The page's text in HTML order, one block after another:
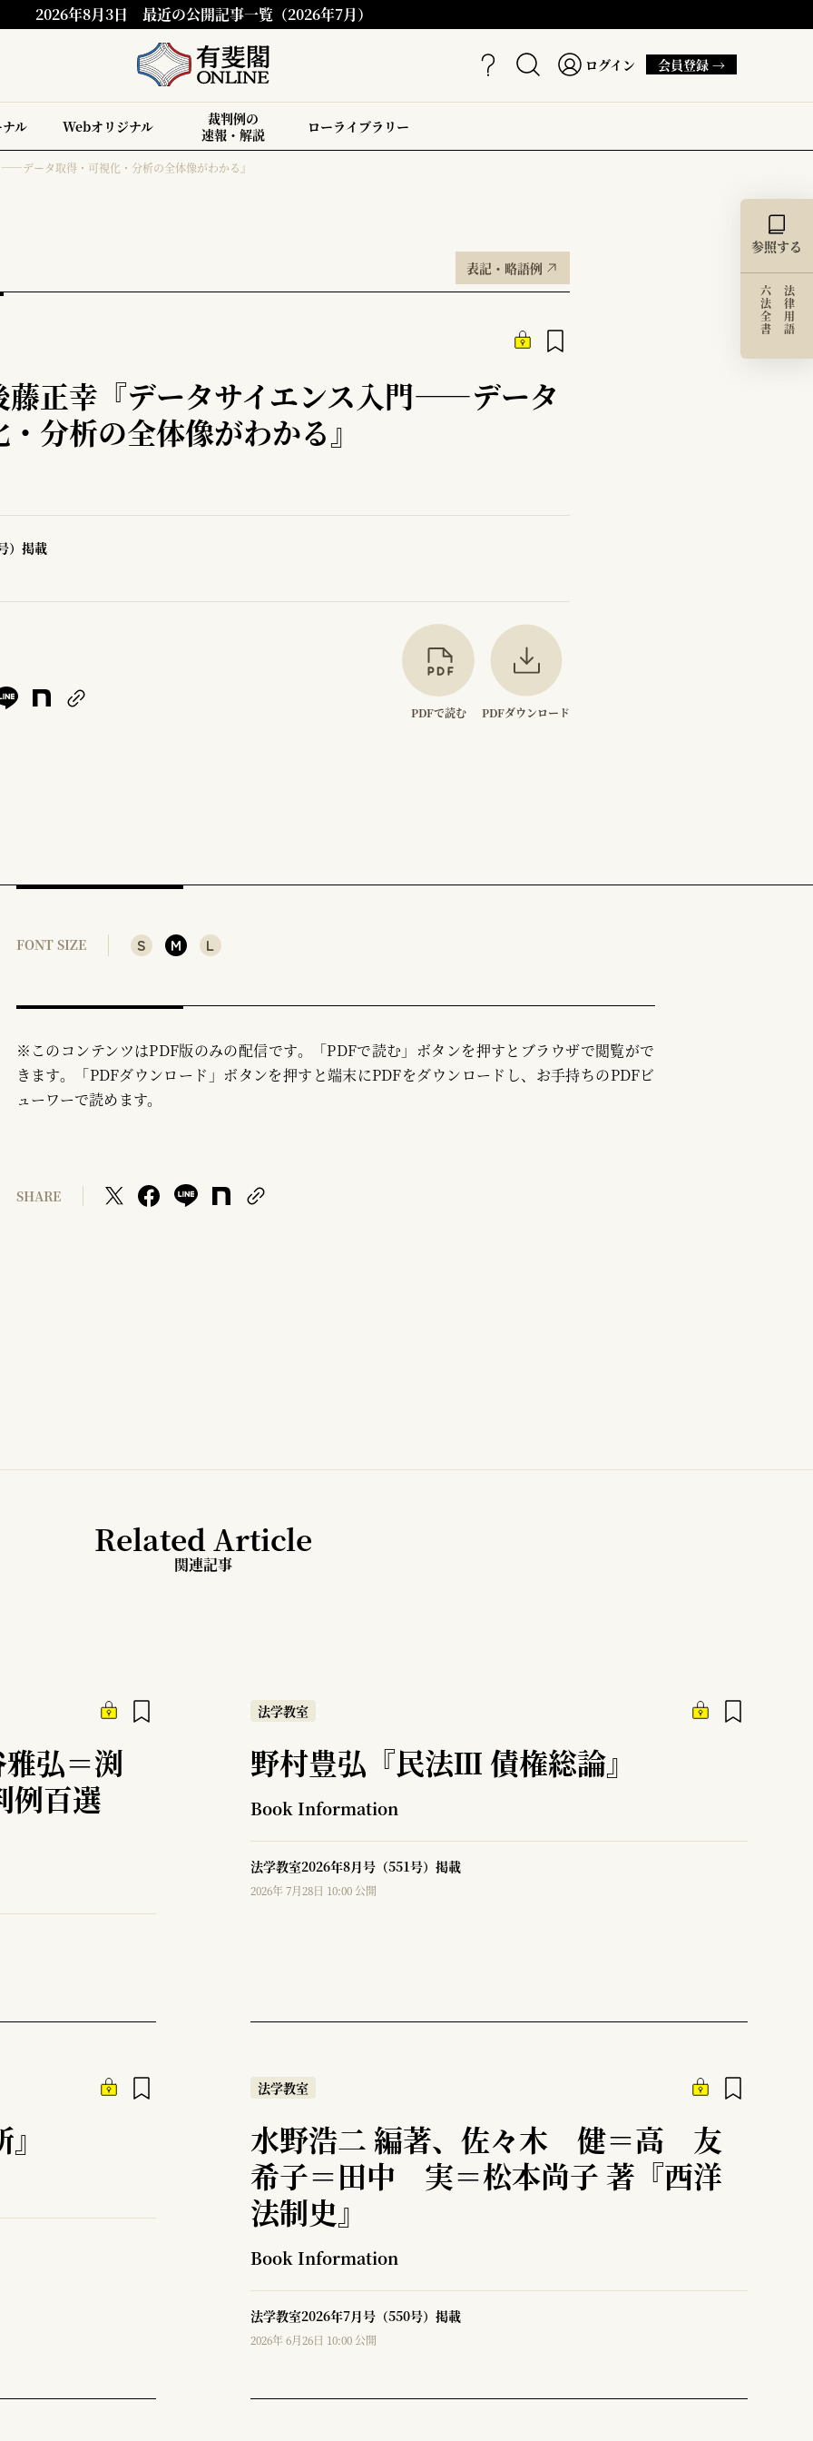
2026年8月3日 最近の公開記事一覧（2026年7月）
ログイン 会員登録 →
ル Webオリジナル
裁判例の
速報・解説
ローライブラリー
データ取得・可視化・分析の全体像がわかる』
表記・略語例
藤正幸『データサイエンス入門――データ
分析の全体像がわかる』
）掲載
PDFで読む PDFダウンロード
参照する
法律用語
六法全書
FONT SIZE S M L
※このコンテンツはPDF版のみの配信です。「PDFで読む」ボタンを押すとブラウザで閲覧がで
きます。「PDFダウンロード」ボタンを押すと端末にPDFをダウンロードし、お手持ちのPDFビ
ューワーで読めます。
SHARE
Related Article
関連記事
雅弘＝渕
例百選
法学教室
野村豊弘『民法Ⅲ 債権総論』
Book Information
法学教室2026年8月号（551号）掲載
2026年 7月28日 10:00 公開
法学教室
水野浩二 編著、佐々木 健＝高 友
希子＝田中 実＝松本尚子 著『西洋
法制史』
Book Information
法学教室2026年7月号（550号）掲載
2026年 6月26日 10:00 公開